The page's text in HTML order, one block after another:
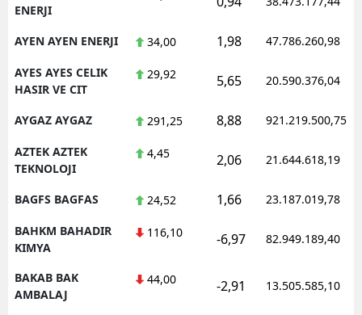
ENERJI
AYEN AYEN ENERJI 34,00 1,98 47.786.260,98
AYES AYES CELIK
HASIR VE CIT
29,92 5,65 20.590.376,04
AYGAZ AYGAZ 291,25 8,88 921.219.500,75
AZTEK AZTEK
TEKNOLOJI
4,45 2,06 21.644.618,19
BAGFS BAGFAS 24,52 1,66 23.187.019,78
BAHKM BAHADIR
KIMYA
116,10 -6,97 82.949.189,40
BAKAB BAK
AMBALAJ
44,00 -2,91 13.505.585,10